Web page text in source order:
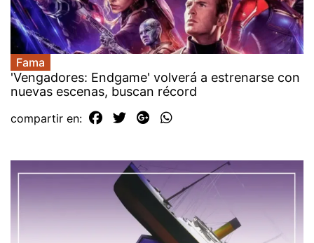
Fama
'Vengadores: Endgame' volverá a estrenarse con
nuevas escenas, buscan récord
compartir en: